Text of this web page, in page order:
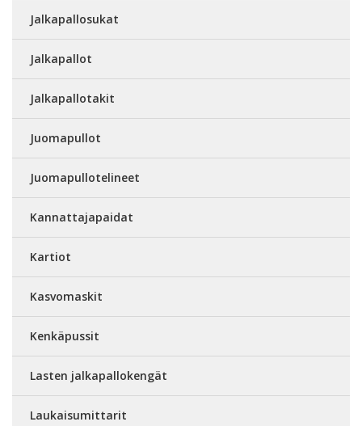
Jalkapallosukat
Jalkapallot
Jalkapallotakit
Juomapullot
Juomapullotelineet
Kannattajapaidat
Kartiot
Kasvomaskit
Kenkäpussit
Lasten jalkapallokengät
Laukaisumittarit